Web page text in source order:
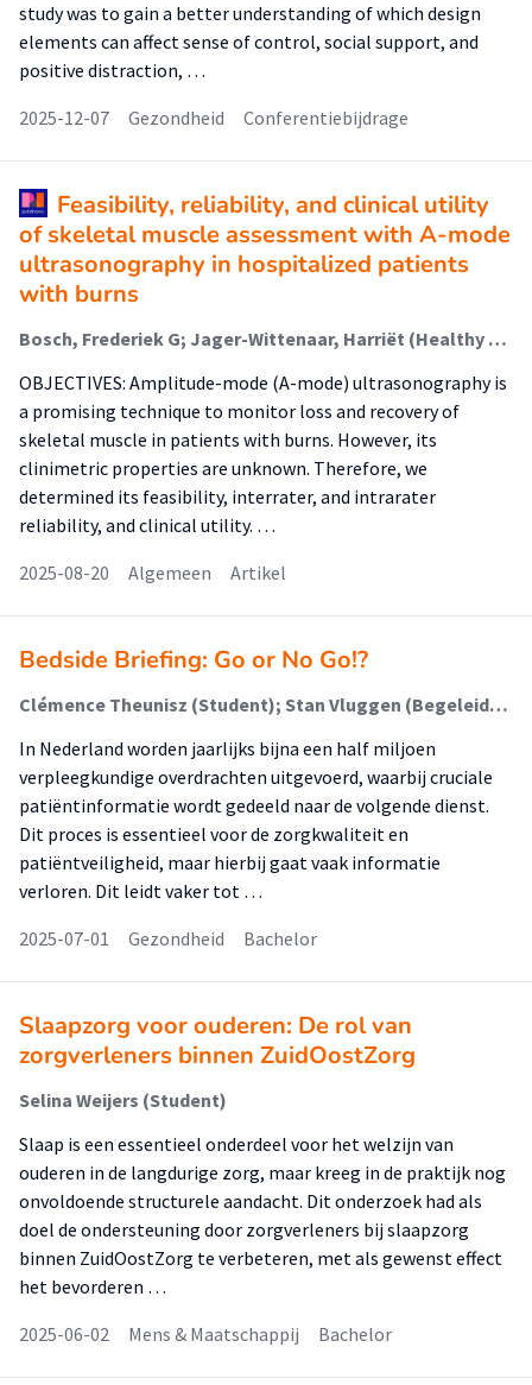
study was to gain a better understanding of which design
elements can affect sense of control, social support, and
positive distraction, …
2025-12-07
Gezondheid Conferentiebijdrage
Feasibility, reliability, and clinical utility
of skeletal muscle assessment with A-mode
ultrasonography in hospitalized patients
with burns
Bosch, Frederiek G; Jager-Wittenaar, Harriët (Healthy Ageing, Allied Health Care And Nursing); Wesseling-Keuning, Gretha C; Hiddingh, Jakob; Eshuis, Hans J; van der Schans, Cees P; Niemeijer, Anuschka S; Nieuwenhuis, Marianne K (Healthy Ageing, Allied Health Care And Nursing)
OBJECTIVES: Amplitude-mode (A-mode) ultrasonography is
a promising technique to monitor loss and recovery of
skeletal muscle in patients with burns. However, its
clinimetric properties are unknown. Therefore, we
determined its feasibility, interrater, and intrarater
reliability, and clinical utility. …
2025-08-20
Algemeen Artikel
Bedside Briefing: Go or No Go!?
Clémence Theunisz (Student); Stan Vluggen (Begeleider)
In Nederland worden jaarlijks bijna een half miljoen
verpleegkundige overdrachten uitgevoerd, waarbij cruciale
patiëntinformatie wordt gedeeld naar de volgende dienst.
Dit proces is essentieel voor de zorgkwaliteit en
patiëntveiligheid, maar hierbij gaat vaak informatie
verloren. Dit leidt vaker tot …
2025-07-01
Gezondheid Bachelor
Slaapzorg voor ouderen: De rol van
zorgverleners binnen ZuidOostZorg
Selina Weijers (Student)
Slaap is een essentieel onderdeel voor het welzijn van
ouderen in de langdurige zorg, maar kreeg in de praktijk nog
onvoldoende structurele aandacht. Dit onderzoek had als
doel de ondersteuning door zorgverleners bij slaapzorg
binnen ZuidOostZorg te verbeteren, met als gewenst effect
het bevorderen …
2025-06-02
Mens & Maatschappij Bachelor